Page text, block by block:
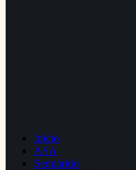
Início
ASA
Semiárido